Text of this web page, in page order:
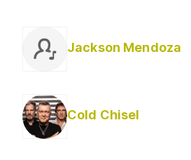
Jackson Mendoza
Cold Chisel